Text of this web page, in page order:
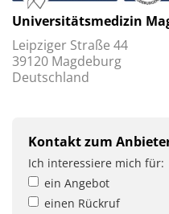
Universitätsmedizin
Leipziger Straße 44
39120 Magdeburg
Deutschland
Kontakt zum
Ich interessiere mich für:
ein Angebot
einen Rückruf